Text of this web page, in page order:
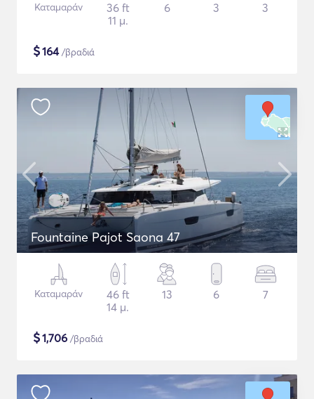
Καταμαράν
36 ft
11 μ.
6 3 3
$164/βραδιά
Fountaine Pajot Saona 47
Καταμαράν
46 ft
14 μ.
13 6 7
$1,706 /βραδιά